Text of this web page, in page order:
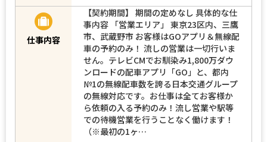
仕事内容
【契約期間】 期間の定めなし 具体的な仕
事内容 「営業エリア」 東京23区内、三鷹
市、武蔵野市 お客様はGOアプリ＆無線配
車の予約のみ！ 流しの営業は一切行いま
せん。テレビCMでお馴染み1,800万ダウ
ンロードの配車アプリ「GO」と、都内
№1の無線配車数を誇る日本交通グループ
の無線対応です。お仕事は全てお客様か
ら依頼の入る予約のみ！流し営業や駅等
での待機営業を行うことなく働けます！
（※最初の1ヶ…